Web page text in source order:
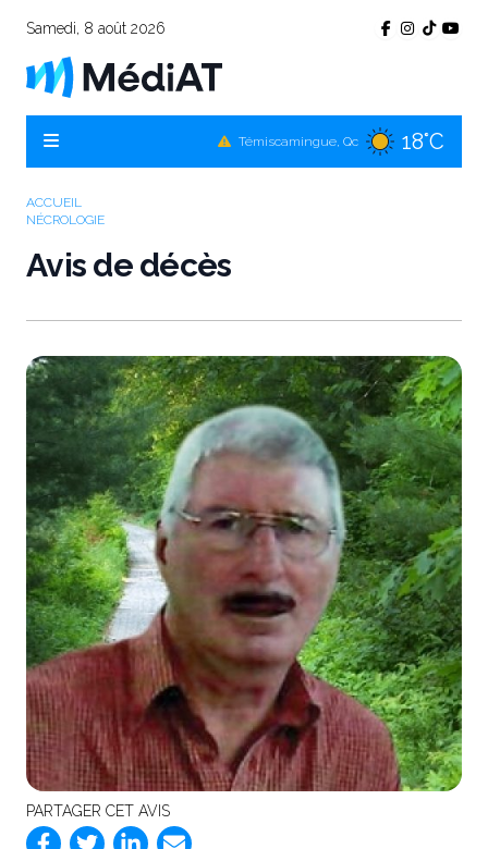
Samedi, 8 août 2026
Témiscamingue, Qc 18°C
19°C
ACCUEIL
NÉCROLOGIE
Avis de décès
PARTAGER CET AVIS